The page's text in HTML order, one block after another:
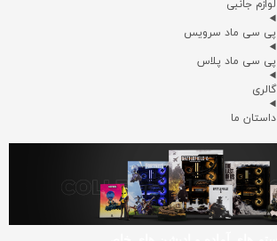
لوازم جانبی
پی سی ماد سرویس
پی سی ماد پلاس
گالری
داستان ما